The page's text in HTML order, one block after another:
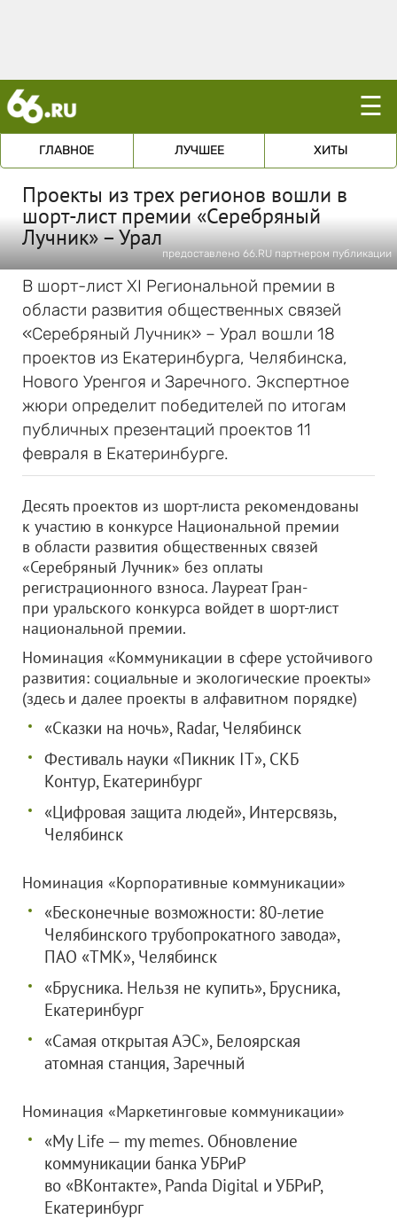
☰
ГЛАВНОЕ ЛУЧШЕЕ ХИТЫ
Проекты из трех регионов вошли в
шорт-лист премии «Серебряный
Лучник» – Урал
предоставлено 66.RU партнером публикации
В шорт-лист XI Региональной премии в
области развития общественных связей
«Серебряный Лучник» – Урал вошли 18
проектов из Екатеринбурга, Челябинска,
Нового Уренгоя и Заречного. Экспертное
жюри определит победителей по итогам
публичных презентаций проектов 11
февраля в Екатеринбурге.
Десять проектов из шорт-листа рекомендованы
к участию в конкурсе Национальной премии
в области развития общественных связей
«Серебряный Лучник» без оплаты
регистрационного взноса. Лауреат Гран-
при уральского конкурса войдет в шорт-лист
национальной премии.
Номинация «Коммуникации в сфере устойчивого
развития: социальные и экологические проекты»
(здесь и далее проекты в алфавитном порядке)
«Сказки на ночь», Radar, Челябинск
Фестиваль науки «Пикник IT», СКБ
Контур, Екатеринбург
«Цифровая защита людей», Интерсвязь,
Челябинск
Номинация «Корпоративные коммуникации»
«Бесконечные возможности: 80-летие
Челябинского трубопрокатного завода»,
ПАО «ТМК», Челябинск
«Брусника. Нельзя не купить», Брусника,
Екатеринбург
«Самая открытая АЭС», Белоярская
атомная станция, Заречный
Номинация «Маркетинговые коммуникации»
«My Life — my memes. Обновление
коммуникации банка УБРиР
во «ВКонтакте», Panda Digital и УБРиР,
Екатеринбург